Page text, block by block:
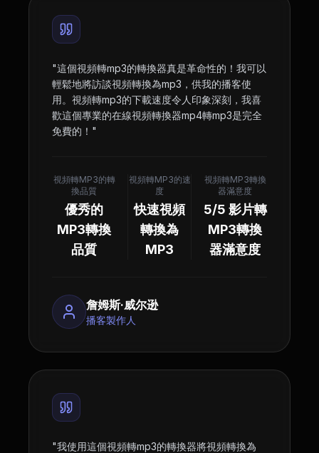
"這個視頻轉mp3的轉換器真是革命性的！我可以
輕鬆地將訪談視頻轉換為mp3，供我的播客使
用。視頻轉mp3的下載速度令人印象深刻，我喜
歡這個專業的在線視頻轉換器mp4轉mp3是完全
免費的！ "
視頻轉MP3的轉
換品質
優秀的
MP3轉換
品質
視頻轉MP3的速
度
快速視頻
轉換為
MP3
視頻轉MP3轉換
器滿意度
5/5 影片轉
MP3轉換
器滿意度
詹姆斯·威尔逊
播客製作人
"我使用這個視頻轉mp3的轉換器將視頻轉換為